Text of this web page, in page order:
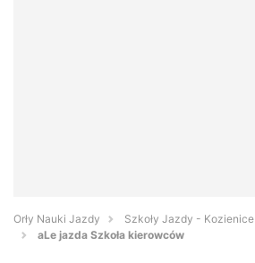
Orły Nauki Jazdy
Szkoły Jazdy - Kozienice
aLe jazda Szkoła kierowców